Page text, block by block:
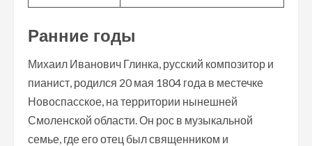
Ранние годы
Михаил Иванович Глинка, русский композитор и
пианист, родился 20 мая 1804 года в местечке
Новоспасское, на территории нынешней
Смоленской области. Он рос в музыкальной
семье, где его отец был священником и